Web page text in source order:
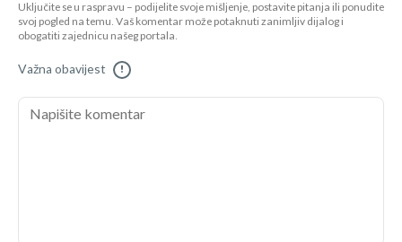
Uključite se u raspravu – podijelite svoje mišljenje, postavite pitanja ili ponudite
svoj pogled na temu. Vaš komentar može potaknuti zanimljiv dijalog i
obogatiti zajednicu našeg portala.
Važna obavijest !